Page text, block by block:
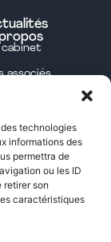
technologies
informations des
permettra de
ou les ID
retirer son
caractéristiques
cabinet
associés
méthode